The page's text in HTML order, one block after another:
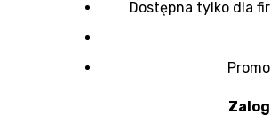
Dostępna tylko dla